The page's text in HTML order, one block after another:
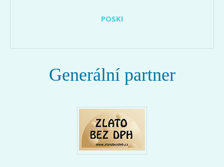
POSKI
Generální partner